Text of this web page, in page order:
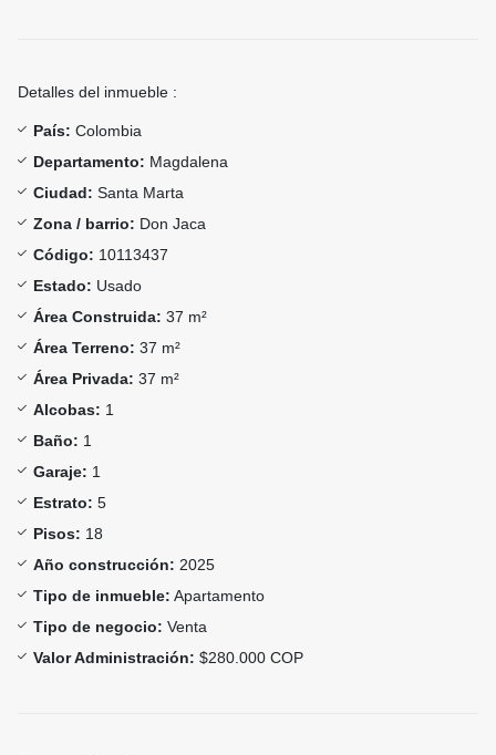
Detalles del inmueble :
País: Colombia
Departamento: Magdalena
Ciudad: Santa Marta
Zona / barrio: Don Jaca
Código: 10113437
Estado: Usado
Área Construida: 37 m²
Área Terreno: 37 m²
Área Privada: 37 m²
Alcobas: 1
Baño: 1
Garaje: 1
Estrato: 5
Pisos: 18
Año construcción: 2025
Tipo de inmueble: Apartamento
Tipo de negocio: Venta
Valor Administración: $280.000 COP